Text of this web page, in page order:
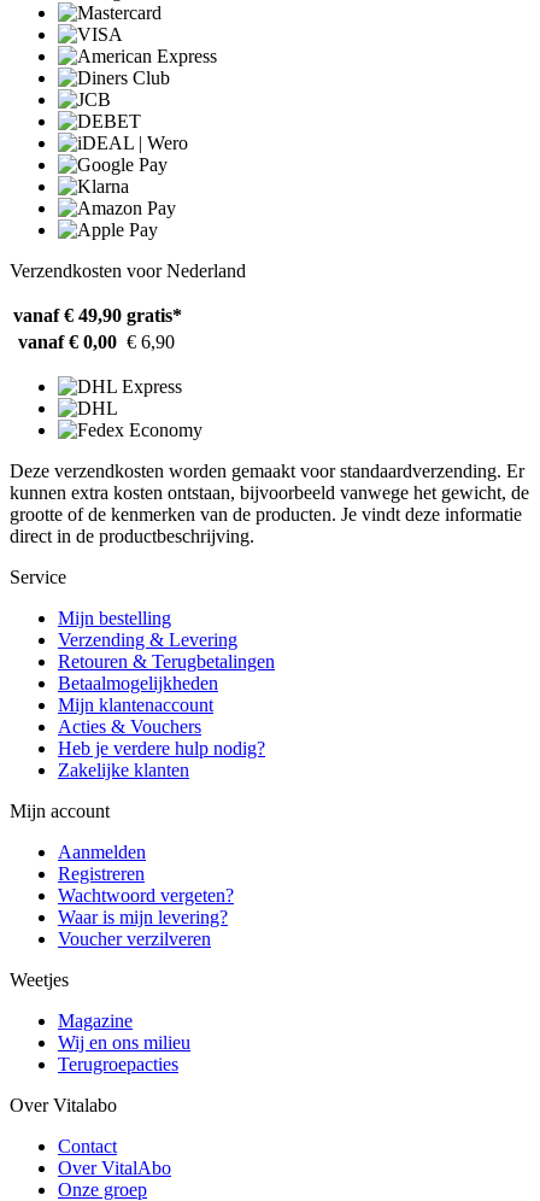
Verzendkosten voor Nederland
vanaf € 49,90 gratis*
vanaf € 0,00 € 6,90
Deze verzendkosten worden gemaakt voor standaardverzending. Er
kunnen extra kosten ontstaan, bijvoorbeeld vanwege het gewicht, de
grootte of de kenmerken van de producten. Je vindt deze informatie
direct in de productbeschrijving.
Service
Mijn bestelling
Verzending & Levering
Retouren & Terugbetalingen
Betaalmogelijkheden
Mijn klantenaccount
Acties & Vouchers
Heb je verdere hulp nodig?
Zakelijke klanten
Mijn account
Aanmelden
Registreren
Wachtwoord vergeten?
Waar is mijn levering?
Voucher verzilveren
Weetjes
Magazine
Wij en ons milieu
Terugroepacties
Over Vitalabo
Contact
Over VitalAbo
Onze groep